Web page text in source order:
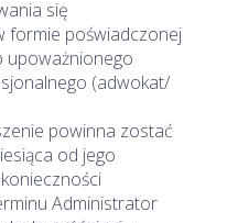
się
formie poświadczonej
upoważnionego
(adwokat/
powinna zostać
od jego
Administrator